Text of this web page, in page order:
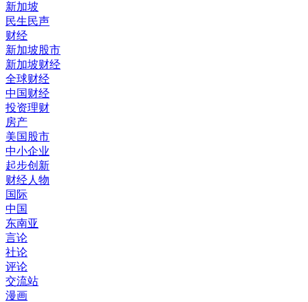
新加坡
民生民声
财经
新加坡股市
新加坡财经
全球财经
中国财经
投资理财
房产
美国股市
中小企业
起步创新
财经人物
国际
中国
东南亚
言论
社论
评论
交流站
漫画